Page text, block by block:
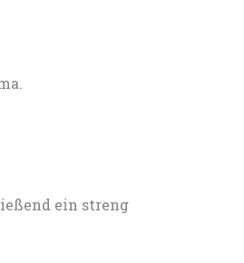
ein streng